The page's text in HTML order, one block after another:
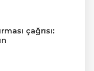
çağrısı: